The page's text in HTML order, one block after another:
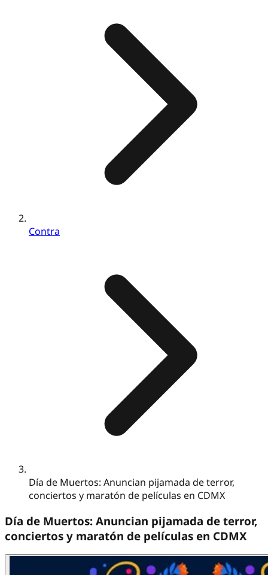
Contra
Día de Muertos: Anuncian pijamada de terror,
conciertos y maratón de películas en CDMX
Día de Muertos: Anuncian pijamada de terror,
conciertos y maratón de películas en CDMX